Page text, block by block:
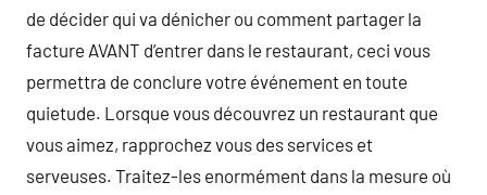
de décider qui va dénicher ou comment partager la
facture AVANT d’entrer dans le restaurant, ceci vous
permettra de conclure votre événement en toute
quietude. Lorsque vous découvrez un restaurant que
vous aimez, rapprochez vous des services et
serveuses. Traitez-les enormément dans la mesure où